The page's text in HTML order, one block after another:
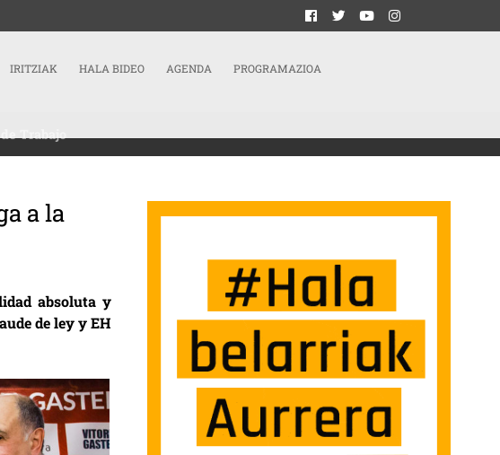
IRITZIAK HALA BIDEO AGENDA PROGRAMAZIOA
Trabajo
a la
LA FINAL FOUR LLEGA A LA INSPECCIÓN DE TRABAJO
absoluta y
de ley y EH